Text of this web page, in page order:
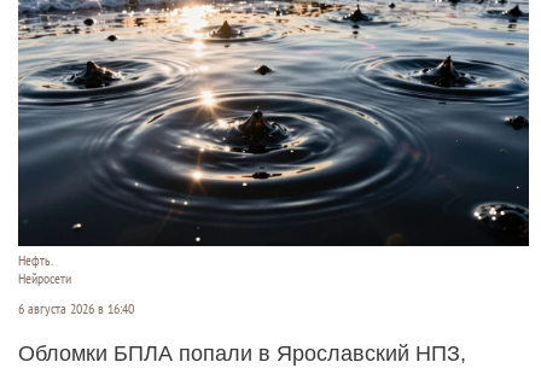
Нефть.
Нейросети
6 августа 2026 в 16:40
Обломки БПЛА попали в Ярославский НПЗ,